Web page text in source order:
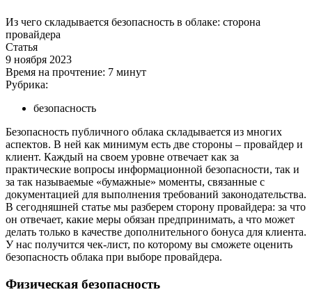
Из чего складывается безопасность в облаке: сторона
провайдера
Статья
9 ноября 2023
Время на прочтение: 7 минут
Рубрика:
безопасность
Безопасность публичного облака складывается из многих
аспектов. В ней как минимум есть две стороны – провайдер и
клиент. Каждый на своем уровне отвечает как за
практические вопросы информационной безопасности, так и
за так называемые «бумажные» моменты, связанные с
документацией для выполнения требований законодательства.
В сегодняшней статье мы разберем сторону провайдера: за что
он отвечает, какие меры обязан предпринимать, а что может
делать только в качестве дополнительного бонуса для клиента.
У нас получится чек-лист, по которому вы сможете оценить
безопасность облака при выборе провайдера.
Физическая безопасность